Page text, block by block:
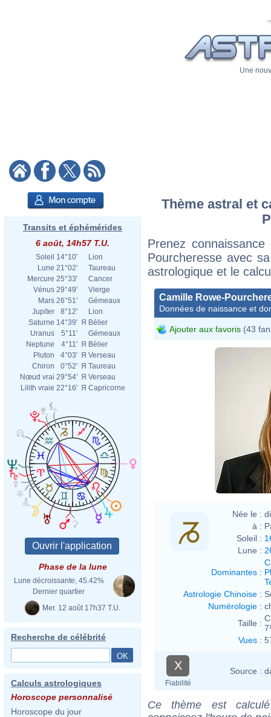
Une
Transits et éphémérides
6 août, 14h57 T.U.
Soleil 14°10'
Lion
Lune 21°02'
Taureau
Mercure 25°33'
Cancer
Vénus 29°49'
Vierge
Mars 26°51'
Gémeaux
Jupiter
8°12'
Lion
Saturne 14°39' Я Bélier
Uranus
5°11'
Gémeaux
Neptune
4°11' Я Bélier
Pluton
4°03' Я Verseau
Chiron
0°52' Я Taureau
Nœud vrai 29°54' Я Verseau
Lilith vraie 22°16' Я Capricorne
Phase de la lune
Lune décroissante, 45.42%
Dernier quartier
Mer. 12 août 17h37 T.U.
Recherche de célébrité
Calculs astrologiques
Horoscope personnalisé
Horoscope du jour
Thème astral et
Prenez
Pourcheresse avec
astrologique et le
Camille Rowe-
Données de naissance et
Ajouter aux favoris (43
Née le :
à :
Soleil :
Lune :
Dominantes :
Astrologie Chinoise :
Numérologie :
Taille :
Vues :
X
Fiabilité
Source :
Ce thème est